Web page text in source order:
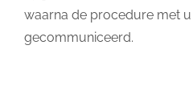
waarna de procedure met
gecommuniceerd.